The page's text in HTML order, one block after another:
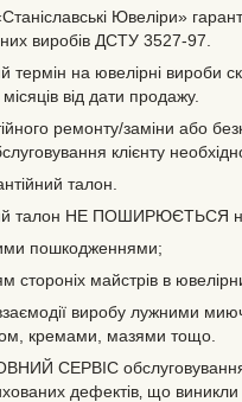
Ювеліри»
виробів ДСТУ 3527-97.
термін на ювелірні вироби
від дати продажу.
ремонту/заміни або
клієнту
талон.
талон НЕ ПОШИРЮЄТЬСЯ
пошкодженнями;
стороніх майстрів в
виробу лужними
кремами, мазями тощо.
СЕРВІС
дефектів‚ що виникли